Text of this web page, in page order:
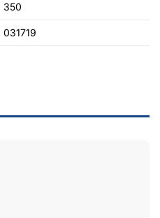
350
031719